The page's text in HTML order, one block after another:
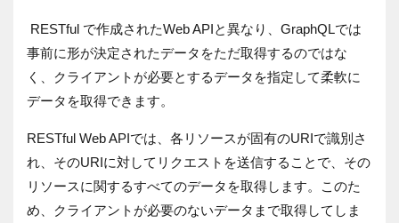
RESTful で作成されたWeb APIと異なり、GraphQLでは
事前に形が決定されたデータをただ取得するのではな
く、クライアントが必要とするデータを指定して柔軟に
データを取得できます。
RESTful Web APIでは、各リソースが固有のURIで識別さ
れ、そのURIに対してリクエストを送信することで、その
リソースに関するすべてのデータを取得します。このた
め、クライアントが必要のないデータまで取得してしま